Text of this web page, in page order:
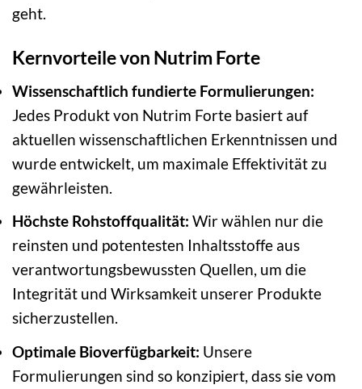
geht.
Kernvorteile von Nutrim Forte
Wissenschaftlich fundierte Formulierungen:
Jedes Produkt von Nutrim Forte basiert auf
aktuellen wissenschaftlichen Erkenntnissen und
wurde entwickelt, um maximale Effektivität zu
gewährleisten.
Höchste Rohstoffqualität: Wir wählen nur die
reinsten und potentesten Inhaltsstoffe aus
verantwortungsbewussten Quellen, um die
Integrität und Wirksamkeit unserer Produkte
sicherzustellen.
Optimale Bioverfügbarkeit: Unsere
Formulierungen sind so konzipiert, dass sie vom